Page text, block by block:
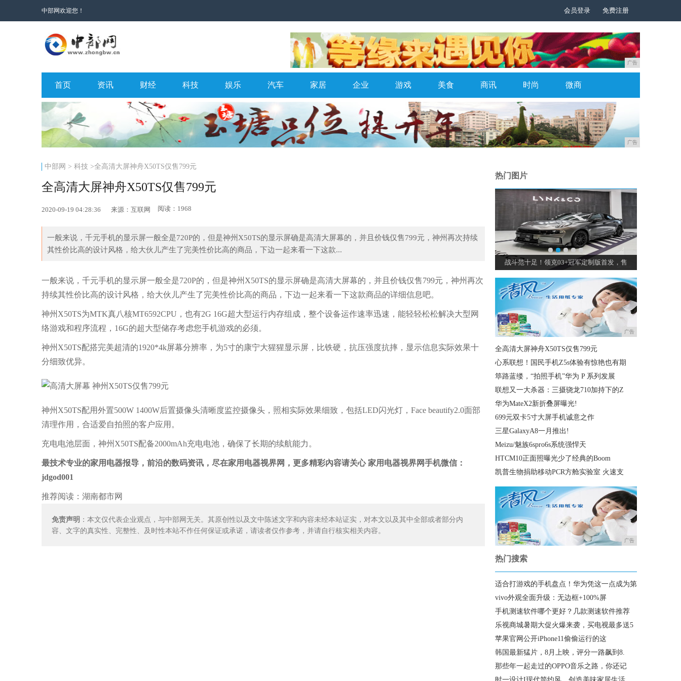
中部网欢迎您！ 会员登录 免费注册
广告
首页 资讯 财经 科技 娱乐 汽车 家居 企业 游戏 美食 商讯 时尚 微商
广告
中部网 > 科技>全高清大屏神舟X50TS仅售799元
全高清大屏神舟X50TS仅售799元
2020-09-19 04:28:36 来源：互联网 阅读：1968
一般来说，千元手机的显示屏一般全是720P的，但是神州X50TS的显示屏确是高清大屏幕的，并且价钱仅售799元，神州再次持续
其性价比高的设计风格，给大伙儿产生了完美性价比高的商品，下边一起来看一下这款...
一般来说，千元手机的显示屏一般全是720P的，但是神州X50TS的显示屏确是高清大屏幕的，并且价钱仅售799元，神州再次
持续其性价比高的设计风格，给大伙儿产生了完美性价比高的商品，下边一起来看一下这款商品的详细信息吧。
神州X50TS为MTK真八核MT6592CPU，也有2G 16G超大型运行内存组成，整个设备运作速率迅速，能轻轻松松解决大型网
络游戏和程序流程，16G的超大型储存考虑您手机游戏的必须。
神州X50TS配搭完美超清的1920*4k屏幕分辨率，为5寸的康宁大猩猩显示屏，比铁硬，抗压强度抗摔，显示信息实际效果十
分细致优异。
神州X50TS配用外置500W 1400W后置摄像头清晰度监控摄像头，照相实际效果细致，包括LED闪光灯，Face beautify2.0面部
清理作用，合适爱自拍照的客户应用。
充电电池层面，神州X50TS配备2000mAh充电电池，确保了长期的续航能力。
最技术专业的家用电器报导，前沿的数码资讯，尽在家用电器视界网，更多精彩內容请关心 家用电器视界网手机微信：
jdgod001
推荐阅读： 湖南都市网
免责声明 ：本文仅代表企业观点，与中部网无关。其原创性以及文中陈述文字和内容未经本站证实，对本文以及其中全部或者部分内
容、文字的真实性、完整性、及时性本站不作任何保证或承诺，请读者仅作参考，并请自行核实相关内容。
热门图片
战斗范十足！领克03+冠军定制版首发，售
广告
全高清大屏神舟X50TS仅售799元
心系联想！国民手机Z5s体验有惊艳也有期
筚路蓝缕，“拍照手机”华为 P 系列发展
联想又一大杀器：三摄骁龙710加持下的Z
华为MateX2新折叠屏曝光!
699元双卡5寸大屏手机诚意之作
三星GalaxyA8一月推出!
Meizu/魅族6spro6s系统强悍天
HTCM10正面照曝光少了经典的Boom
凯普生物捐助移动PCR方舱实验室 火速支
广告
热门搜索
适合打游戏的手机盘点！华为凭这一点成为第
vivo外观全面升级：无边框+100%屏
手机测速软件哪个更好？几款测速软件推荐
乐视商城暑期大促火爆来袭，买电视最多送5
苹果官网公开iPhone11偷偷运行的这
韩国最新猛片，8月上映，评分一路飙到8.
那些年一起走过的OPPO音乐之路，你还记